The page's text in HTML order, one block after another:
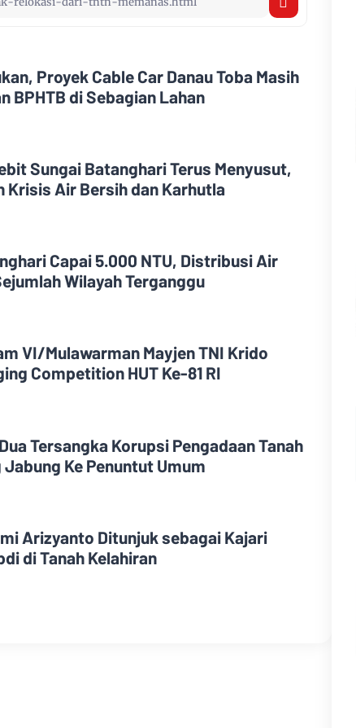
Proyek Cable Car Danau Toba Masih
BPHTB di Sebagian Lahan
Sungai Batanghari Terus Menyusut,
Krisis Air Bersih dan Karhutla
Capai 5.000 NTU, Distribusi Air
Wilayah Terganggu
VI/Mulawarman Mayjen TNI Krido
Competition HUT Ke-81 RI
Tersangka Korupsi Pengadaan Tanah
Ke Penuntut Umum
Arizyanto Ditunjuk sebagai Kajari
di Tanah Kelahiran